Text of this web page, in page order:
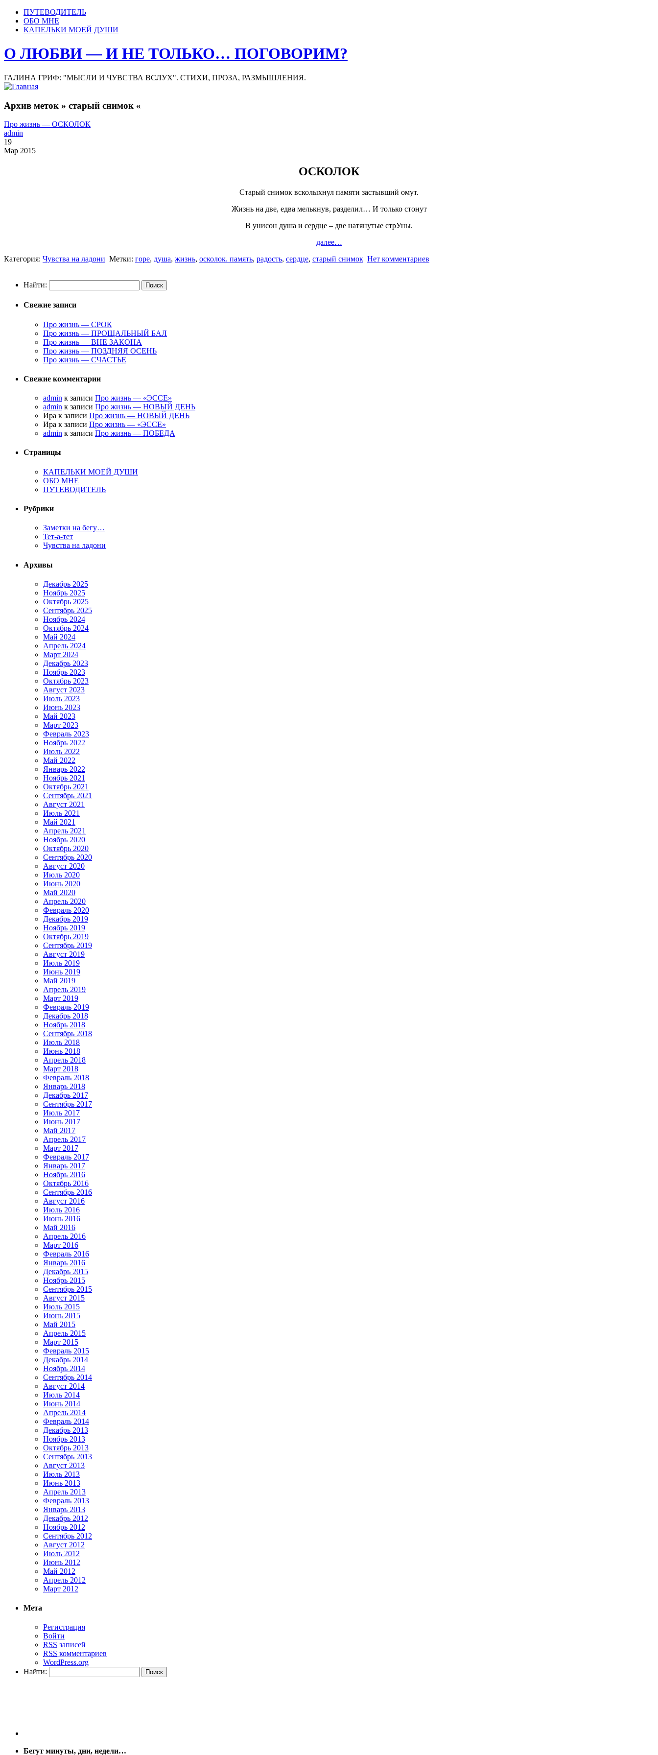
ПУТЕВОДИТЕЛЬ
ОБО МНЕ
КАПЕЛЬКИ МОЕЙ ДУШИ
О ЛЮБВИ — И НЕ ТОЛЬКО… ПОГОВОРИМ?
ГАЛИНА ГРИФ: "МЫСЛИ И ЧУВСТВА ВСЛУХ". СТИХИ, ПРОЗА, РАЗМЫШЛЕНИЯ.
Архив меток » старый снимок «
Про жизнь — ОСКОЛОК
admin
19
Мар 2015
ОСКОЛОК
Старый снимок всколыхнул памяти застывший омут.
Жизнь на две, едва мелькнув, разделил… И только стонут
В унисон душа и сердце – две натянутые стрУны.
далее…
Категория: Чувства на ладони Метки: горе, душа, жизнь, осколок. память, радость, сердце, старый снимок Нет комментариев
Найти:
Свежие записи
Про жизнь — СРОК
Про жизнь — ПРОЩАЛЬНЫЙ БАЛ
Про жизнь — ВНЕ ЗАКОНА
Про жизнь — ПОЗДНЯЯ ОСЕНЬ
Про жизнь — СЧАСТЬЕ
Свежие комментарии
admin к записи Про жизнь — «ЭССЕ»
admin к записи Про жизнь — НОВЫЙ ДЕНЬ
Ира к записи Про жизнь — НОВЫЙ ДЕНЬ
Ира к записи Про жизнь — «ЭССЕ»
admin к записи Про жизнь — ПОБЕДА
Страницы
КАПЕЛЬКИ МОЕЙ ДУШИ
ОБО МНЕ
ПУТЕВОДИТЕЛЬ
Рубрики
Заметки на бегу…
Тет-а-тет
Чувства на ладони
Архивы
Декабрь 2025
Ноябрь 2025
Октябрь 2025
Сентябрь 2025
Ноябрь 2024
Октябрь 2024
Май 2024
Апрель 2024
Март 2024
Декабрь 2023
Ноябрь 2023
Октябрь 2023
Август 2023
Июль 2023
Июнь 2023
Май 2023
Март 2023
Февраль 2023
Ноябрь 2022
Июль 2022
Май 2022
Январь 2022
Ноябрь 2021
Октябрь 2021
Сентябрь 2021
Август 2021
Июль 2021
Май 2021
Апрель 2021
Ноябрь 2020
Октябрь 2020
Сентябрь 2020
Август 2020
Июль 2020
Июнь 2020
Май 2020
Апрель 2020
Февраль 2020
Декабрь 2019
Ноябрь 2019
Октябрь 2019
Сентябрь 2019
Август 2019
Июль 2019
Июнь 2019
Май 2019
Апрель 2019
Март 2019
Февраль 2019
Декабрь 2018
Ноябрь 2018
Сентябрь 2018
Июль 2018
Июнь 2018
Апрель 2018
Март 2018
Февраль 2018
Январь 2018
Декабрь 2017
Сентябрь 2017
Июль 2017
Июнь 2017
Май 2017
Апрель 2017
Март 2017
Февраль 2017
Январь 2017
Ноябрь 2016
Октябрь 2016
Сентябрь 2016
Август 2016
Июль 2016
Июнь 2016
Май 2016
Апрель 2016
Март 2016
Февраль 2016
Январь 2016
Декабрь 2015
Ноябрь 2015
Сентябрь 2015
Август 2015
Июль 2015
Июнь 2015
Май 2015
Апрель 2015
Март 2015
Февраль 2015
Декабрь 2014
Ноябрь 2014
Сентябрь 2014
Август 2014
Июль 2014
Июнь 2014
Апрель 2014
Февраль 2014
Декабрь 2013
Ноябрь 2013
Октябрь 2013
Сентябрь 2013
Август 2013
Июль 2013
Июнь 2013
Апрель 2013
Февраль 2013
Январь 2013
Декабрь 2012
Ноябрь 2012
Сентябрь 2012
Август 2012
Июль 2012
Июнь 2012
Май 2012
Апрель 2012
Март 2012
Мета
Регистрация
Войти
RSS записей
RSS комментариев
WordPress.org
Найти:
Бегут минуты, дни, недели…